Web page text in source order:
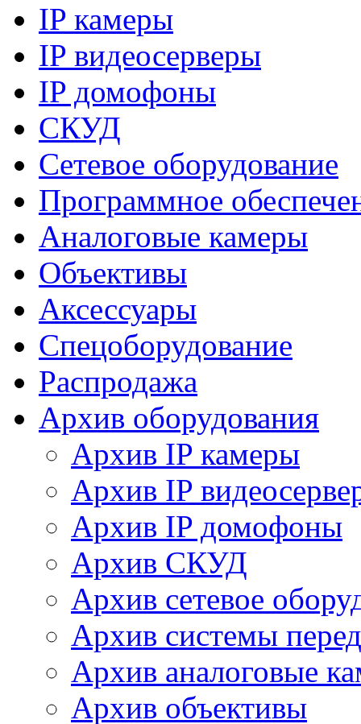
IP камеры
IP видеосерверы
IP домофоны
СКУД
Сетевое оборудование
Программное
Аналоговые камеры
Объективы
Аксессуары
Спецоборудование
Распродажа
Архив оборудования
Архив IP камеры
Архив IP
Архив IP домофоны
Архив СКУД
Архив сетевое
Архив системы
Архив аналоговые
Архив объективы